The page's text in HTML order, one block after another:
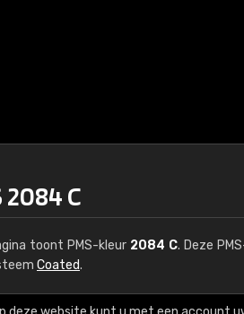
2084 C
toont PMS-kleur 2084 C. Deze
Coated.